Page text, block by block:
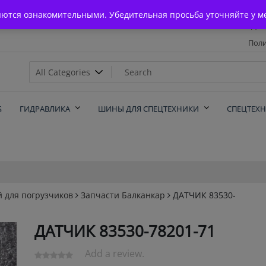
ознакомительными. Убедительная просьба уточняйте у
ГИДРАВЛИКА ШИНЫ ДЛЯ СПЕЦТЕХНИКИ
для погрузчиков Запчасти Балканкар
ДАТЧИК 83530-
ДАТЧИК 83530-78201-71
Add a review.